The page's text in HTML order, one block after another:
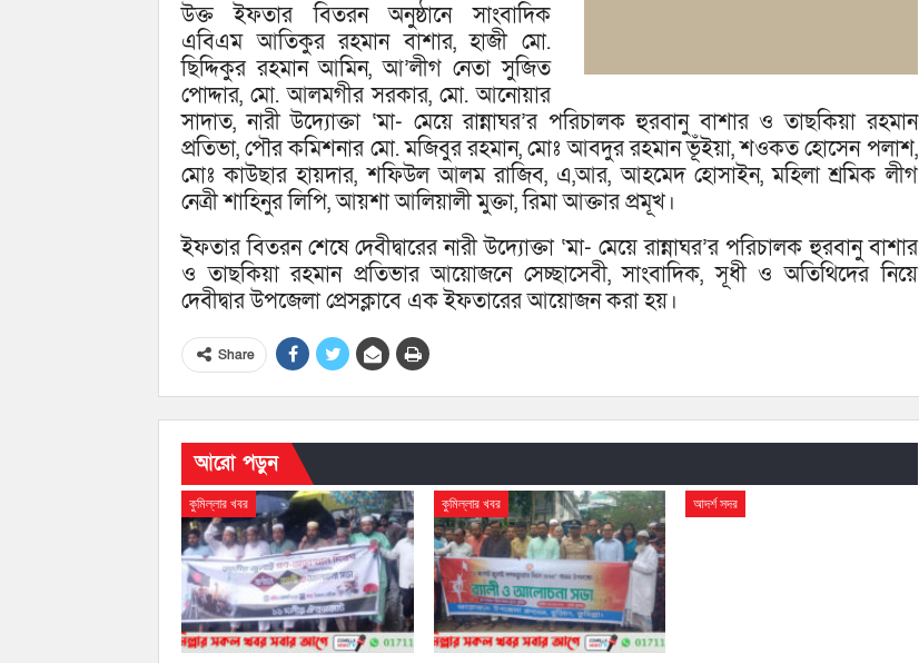
উক্ত ইফতার বিতরন অনুষ্ঠানে সাংবাদিক
এবিএম আতিকুর রহমান বাশার, হাজী মো.
ছিদ্দিকুর রহমান আমিন, আ’লীগ নেতা সুজিত
পোদ্দার, মো. আলমগীর সরকার, মো. আনোয়ার
সাদাত, নারী উদ্যোক্তা ‘মা- মেয়ে রান্নাঘর’র পরিচালক হুরবানু বাশার ও তাছকিয়া রহমান
প্রতিভা, পৌর কমিশনার মো. মজিবুর রহমান, মোঃ আবদুর রহমান ভূঁইয়া, শওকত হোসেন পলাশ,
মোঃ কাউছার হায়দার, শফিউল আলম রাজিব, এ,আর, আহমেদ হোসাইন, মহিলা শ্রমিক লীগ
নেত্রী শাহিনুর লিপি, আয়শা আলিয়ালী মুক্তা, রিমা আক্তার প্রমূখ।
ইফতার বিতরন শেষে দেবীদ্বারের নারী উদ্যোক্তা ‘মা- মেয়ে রান্নাঘর’র পরিচালক হুরবানু বাশার
ও তাছকিয়া রহমান প্রতিভার আয়োজনে সেচ্ছাসেবী, সাংবাদিক, সূধী ও অতিথিদের নিয়ে
দেবীদ্বার উপজেলা প্রেসক্লাবে এক ইফতারের আয়োজন করা হয়।
Share
আরো পড়ুন
কুমিল্লার খবর কুমিল্লার খবর আদর্শ সদর